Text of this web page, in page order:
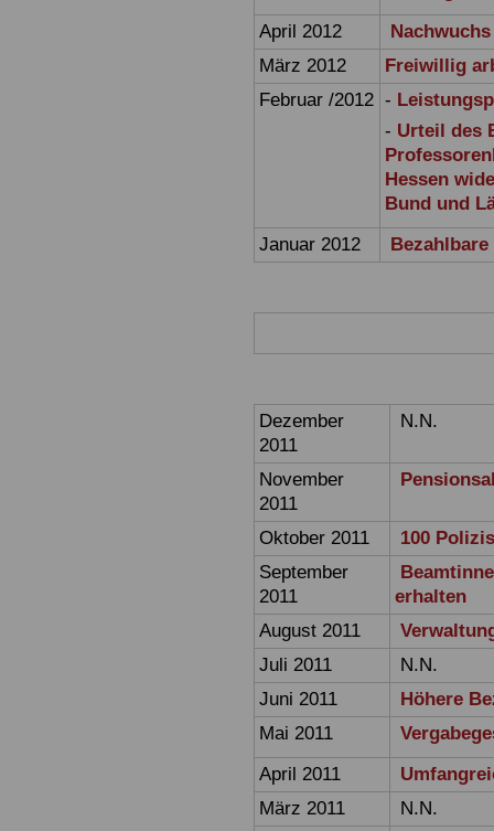
April 2012
März 2012
Freiwillig
Februar /2012 -
- Urteil des
Hessen
Bund und
Januar 2012
Dezember
2011
N.N.
November
2011
Oktober 2011
100
September
2011
erhalten
August 2011
Juli 2011
N.N.
Juni 2011
Höhere
Mai 2011
April 2011
März 2011
N.N.